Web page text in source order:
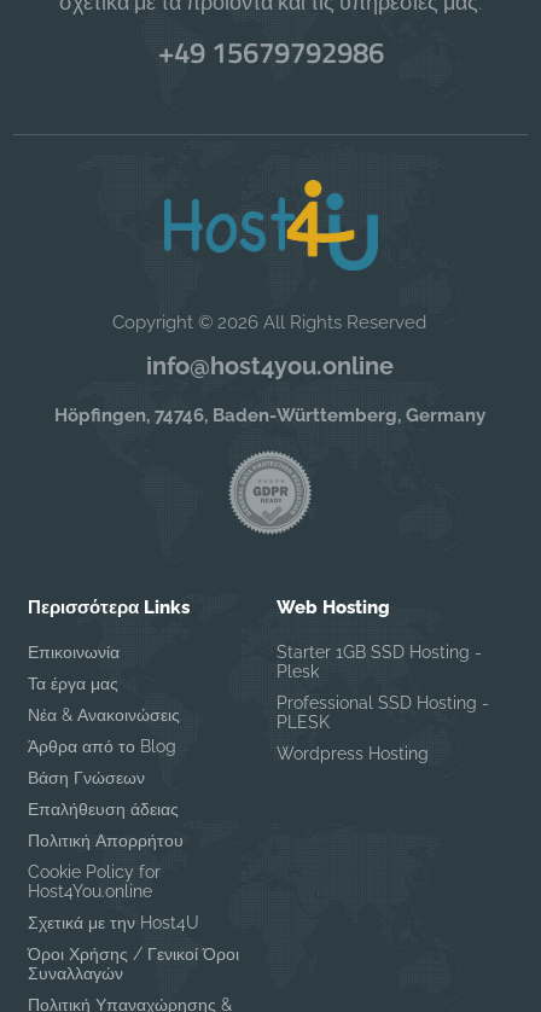
+49 15679792986
Copyright © 2026 All Rights Reserved
info@host4you.online
Höpfingen, 74746, Baden-Württemberg, Germany
Περισσότερα Links
Επικοινωνία
Τα έργα μας
Νέα & Ανακοινώσεις
Άρθρα από το Blog
Βάση Γνώσεων
Επαλήθευση άδειας
Πολιτική Απορρήτου
Cookie Policy for
Host4You.online
Σχετικά με την Host4U
Όροι Χρήσης / Γενικοί Όροι
Συναλλαγών
Πολιτική Υπαναχώρησης &
Web Hosting
Starter 1GB SSD Hosting -
Plesk
Professional SSD Hosting -
PLESK
Wordpress Hosting